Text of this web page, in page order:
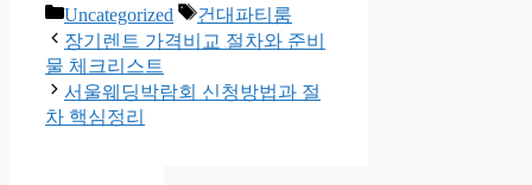
카
테
고
리
Uncategorized
태
그
건대파티룸
장기렌트 가격비교 절차와 준비
물 체크리스트
서울웨딩박람회 신청방법과 절
차 핵심정리